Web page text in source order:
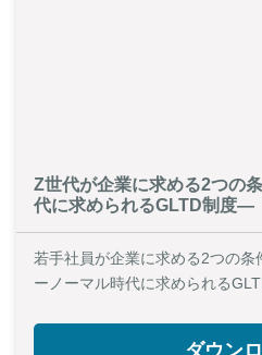
Z世代が企業に求める2つの
代に求められるGLTD制度―
若手社員が企業に求める2つの条
ーノーマル時代に求められる
ダウン